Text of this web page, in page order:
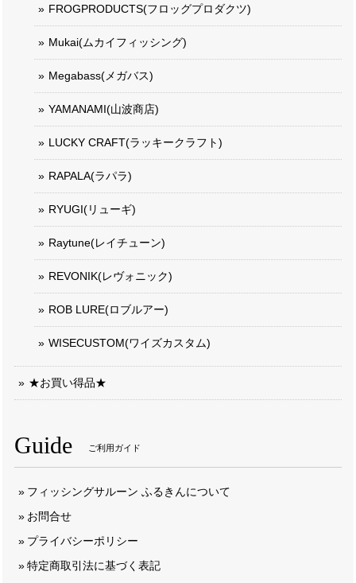
FROGPRODUCTS(フロッグプロダクツ)
Mukai(ムカイフィッシング)
Megabass(メガバス)
YAMANAMI(山波商店)
LUCKY CRAFT(ラッキークラフト)
RAPALA(ラパラ)
RYUGI(リューギ)
Raytune(レイチューン)
REVONIK(レヴォニック)
ROB LURE(ロブルアー)
WISECUSTOM(ワイズカスタム)
★お買い得品★
Guide ご利用ガイド
フィッシングサルーン ふるきんについて
お問合せ
プライバシーポリシー
特定商取引法に基づく表記